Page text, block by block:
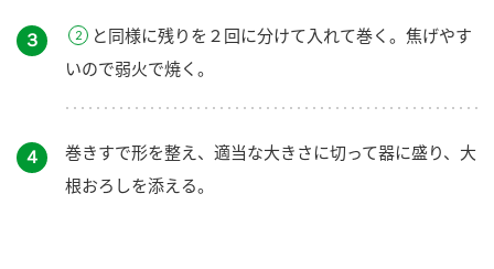
３
と同様に残りを２回に分けて入れて巻く。焦げやす
いので弱火で焼く。
４
巻きすで形を整え、適当な大きさに切って器に盛り、大
根おろしを添える。